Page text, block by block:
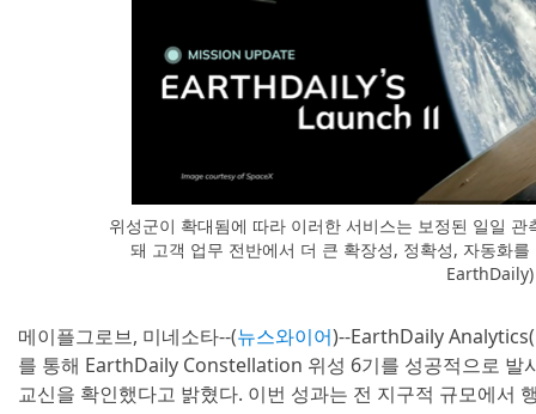
위성군이 확대됨에 따라 이러한 서비스는 보정된 일일
돼 고객 업무 전반에서 더 큰 확장성, 정확성, 자동화
EarthDaily)
메이플그로브, 미네소타--(뉴스와이어)--EarthDaily
를 통해 EarthDaily Constellation 위성 6기를 성공적으로 발
교신을 확인했다고 밝혔다. 이번 성과는 전 지구적 규모에서